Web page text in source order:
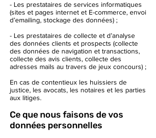
- Les prestataires de services informatiques
(sites et pages internet et E-commerce, envoi
d’emailing, stockage des données) ;
- Les prestataires de collecte et d’analyse
des données clients et prospects (collecte
des données de navigation et transactions,
collecte des avis clients, collecte des
adresses mails au travers de jeux concours) ;
En cas de contentieux les huissiers de
justice, les avocats, les notaires et les parties
aux litiges.
Ce que nous faisons de vos
données personnelles